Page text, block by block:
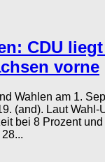
CDU
vorne
Wahlen am 1.
(and). Laut Wahl-
bei 8 Prozent